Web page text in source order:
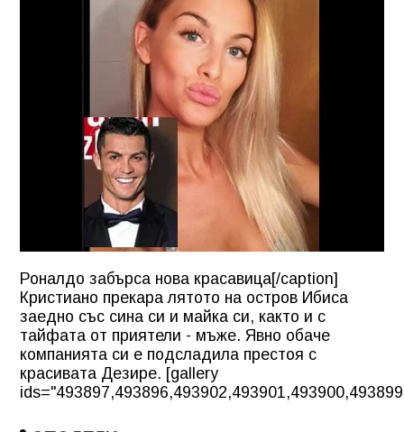
Роналдо забърса нова красавица[/caption]
Кристиано прекара лятото на остров Ибиса
заедно със сина си и майка си, както и с
тайфата от приятели - мъже. Явно обаче
компанията си е подсладила престоя с
красивата Дезире. [gallery